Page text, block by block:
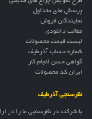
پرسش های متداول
نمایندگان فروش
مطالب دانلودی
لیست قیمت محصولات
شماره حساب آذرطیف
گواهی حسن انجام کار
ایران کد محصولات
نظرسنجی آذرطیف
با شرکت در نظرسنجی ما را در